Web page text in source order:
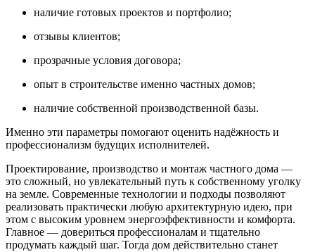
наличие готовых проектов и портфолио;
отзывы клиентов;
прозрачные условия договора;
опыт в строительстве именно частных домов;
наличие собственной производственной базы.
Именно эти параметры помогают оценить надёжность и
профессионализм будущих исполнителей.
Проектирование, производство и монтаж частного дома —
это сложный, но увлекательный путь к собственному уголку
на земле. Современные технологии и подходы позволяют
реализовать практически любую архитектурную идею, при
этом с высоким уровнем энергоэффективности и комфорта.
Главное — довериться профессионалам и тщательно
продумать каждый шаг. Тогда дом действительно станет